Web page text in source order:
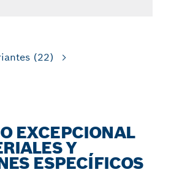
(22)
EXCEPCIONAL
Y
ESPECÍFICOS